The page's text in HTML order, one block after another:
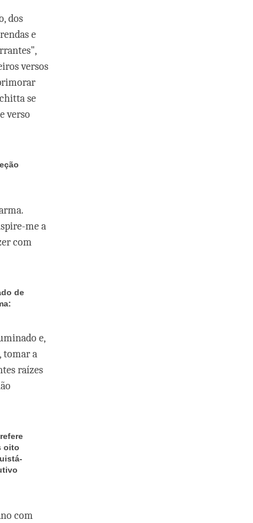
dos
e
versos
se
verso
me a
com
de
e,
tomar a
raízes
oito
com